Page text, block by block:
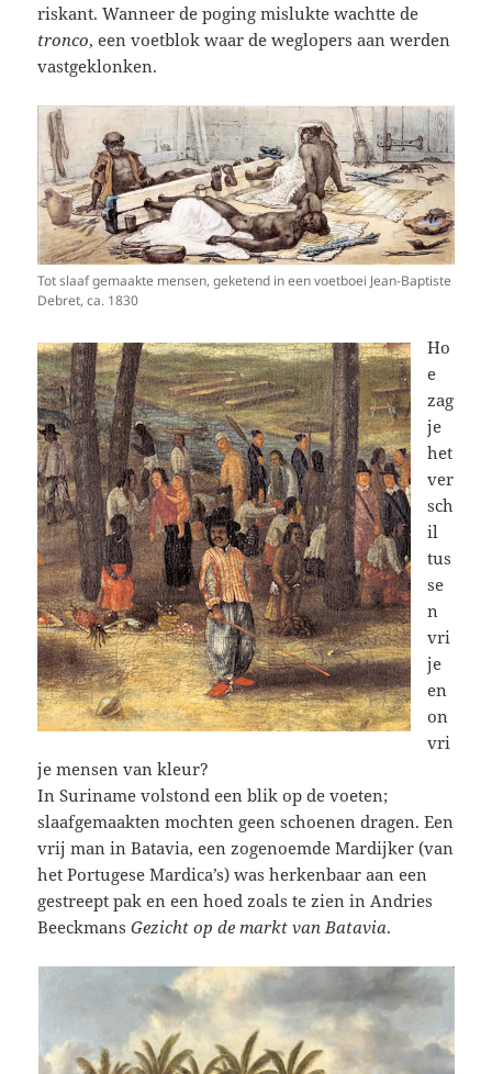
riskant. Wanneer de poging mislukte wachtte de
tronco, een voetblok waar de weglopers aan werden
vastgeklonken.
Tot slaaf gemaakte mensen, geketend in een voetboei Jean-Baptiste
Debret, ca. 1830
Ho
e
zag
je
het
ver
sch
il
tus
se
n
vri
je
en
on
vri
je mensen van kleur?
In Suriname volstond een blik op de voeten;
slaafgemaakten mochten geen schoenen dragen. Een
vrij man in Batavia, een zogenoemde Mardijker (van
het Portugese Mardica’s) was herkenbaar aan een
gestreept pak en een hoed zoals te zien in Andries
BeeckmansGezicht op de markt van Batavia.